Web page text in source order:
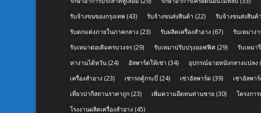
รับจ้างขนของกรุงเทพ (43) รับจ้างขนส่งสินค้า (22) รับจ้างขนส่งสินค้
รับตกแต่งภายในภาคกลาง (23) รับผลิตเครื่องสำอาง (67) รับเหมาง
รับเหมาต่อเติมครบวงจร (29) รับเหมาปรับปรุงออฟฟิศ (29) รับเหมา
หางานไต้หวัน (24) อัลพาร์ดให้เช่า (34) อุปกรณ์ฉายหนังกลางแปลง
เครื่องสำอาง (23) เช่ารถตู้กระบี่ (24) เช่าอัลพาร์ด (39) เช่าอัลพา
เที่ยวปากีสถานราคาถูก (23) เพิ่มความอึดทนท่านชาย (30) โครงกา
โรงงานผลิตเครื่องสำอาง (45)